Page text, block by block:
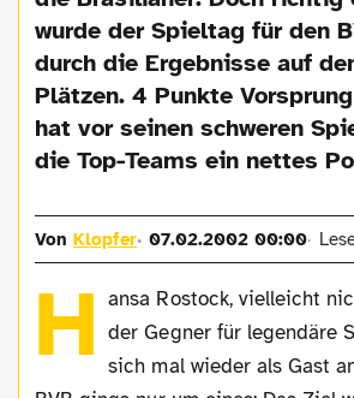
wurde der Spieltag für den
durch die Ergebnisse auf
Plätzen. 4 Punkte
hat vor seinen schweren
die Top-Teams ein nettes
VonKlopfer 07.02.2002 00:00
H ansa Rostock, vielleicht
der Gegner für legendäre
sich mal wieder als Gast